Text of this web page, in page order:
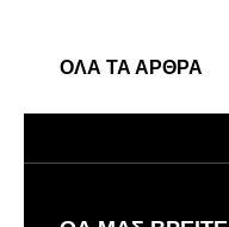
ΟΛΑ ΤΑ ΑΡΘΡΑ